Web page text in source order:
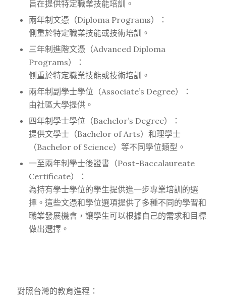
旨在提供特定職業技能培訓。
兩年制文憑（Diploma Programs）：
側重於特定職業技能或技術培訓。
三年制進階文憑（Advanced Diploma
Programs）：
側重於特定職業技能或技術培訓。
兩年制副學士學位（Associate’s Degree）：
由社區大學提供。
四年制學士學位（Bachelor’s Degree）：
提供文學士（Bachelor of Arts）和理學士
（Bachelor of Science）等不同學位類型。
一至兩年制學士後證書（Post-Baccalaureate
Certificate）：
為持有學士學位的學生提供進一步專業培訓的選
擇。這些文憑和學位選項提供了多種不同的學習和
職業發展機會，讓學生可以根據自己的需求和目標
做出選擇。
對照台灣的教育進程：